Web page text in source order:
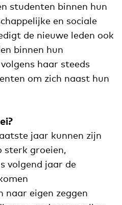
studenten binnen hun
en sociale
de nieuwe leden ook
binnen hun
haar steeds
om zich naast hun
jaar kunnen zijn
sterk groeien,
volgend jaar de
naar eigen zeggen